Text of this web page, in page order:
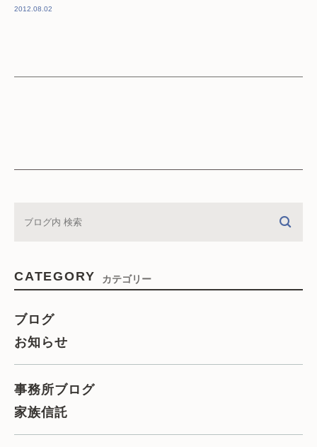
2012.08.02
CATEGORY カテゴリー
ブログ
お知らせ
事務所ブログ
家族信託